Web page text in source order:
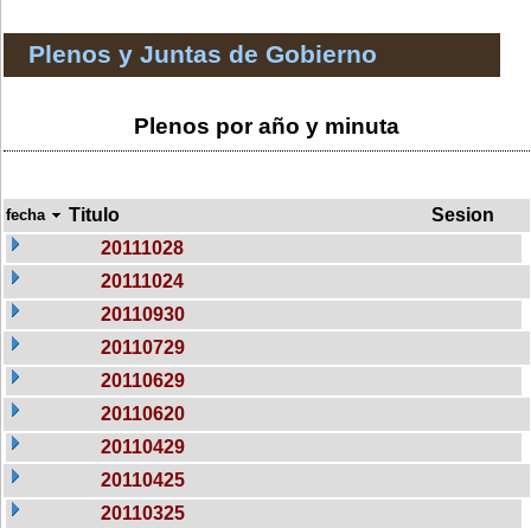
Plenos y Juntas de Gobierno
Plenos por año y minuta
fecha Titulo
Sesion
20111028
20111024
20110930
20110729
20110629
20110620
20110429
20110425
20110325